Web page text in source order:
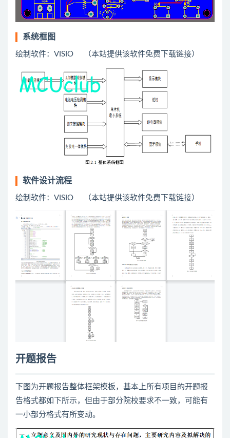
系统框图
绘制软件：VISIO （本站提供该软件免费下载链接）
软件设计流程
绘制软件：VISIO （本站提供该软件免费下载链接）
开题报告
下图为开题报告整体框架模板，基本上所有项目的开题报
告格式都如下所示，但由于部分院校要求不一致，可能有
一小部分格式有所变动。